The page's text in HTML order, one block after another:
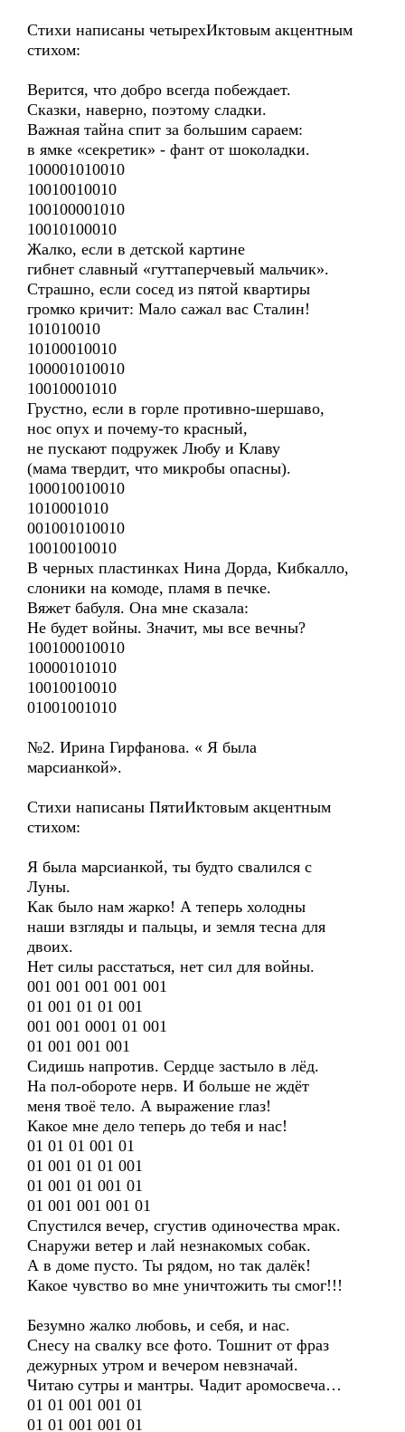
Стихи написаны четырехИктовым акцентным
стихом:
Верится, что добро всегда побеждает.
Сказки, наверно, поэтому сладки.
Важная тайна спит за большим сараем:
в ямке «секретик» - фант от шоколадки.
100001010010
10010010010
100100001010
10010100010
Жалко, если в детской картине
гибнет славный «гуттаперчевый мальчик».
Страшно, если сосед из пятой квартиры
громко кричит: Мало сажал вас Сталин!
101010010
10100010010
100001010010
10010001010
Грустно, если в горле противно-шершаво,
нос опух и почему-то красный,
не пускают подружек Любу и Клаву
(мама твердит, что микробы опасны).
100010010010
1010001010
001001010010
10010010010
В черных пластинках Нина Дорда, Кибкалло,
слоники на комоде, пламя в печке.
Вяжет бабуля. Она мне сказала:
Не будет войны. Значит, мы все вечны?
100100010010
10000101010
10010010010
01001001010
№2. Ирина Гирфанова. « Я была
марсианкой».
Стихи написаны ПятиИктовым акцентным
стихом:
Я была марсианкой, ты будто свалился с
Луны.
Как было нам жарко! А теперь холодны
наши взгляды и пальцы, и земля тесна для
двоих.
Нет силы расстаться, нет сил для войны.
001 001 001 001 001
01 001 01 01 001
001 001 0001 01 001
01 001 001 001
Сидишь напротив. Сердце застыло в лёд.
На пол-обороте нерв. И больше не ждёт
меня твоё тело. А выражение глаз!
Какое мне дело теперь до тебя и нас!
01 01 01 001 01
01 001 01 01 001
01 001 01 001 01
01 001 001 001 01
Спустился вечер, сгустив одиночества мрак.
Снаружи ветер и лай незнакомых собак.
А в доме пусто. Ты рядом, но так далёк!
Какое чувство во мне уничтожить ты смог!!!
Безумно жалко любовь, и себя, и нас.
Снесу на свалку все фото. Тошнит от фраз
дежурных утром и вечером невзначай.
Читаю сутры и мантры. Чадит аромосвеча…
01 01 001 001 01
01 01 001 001 01